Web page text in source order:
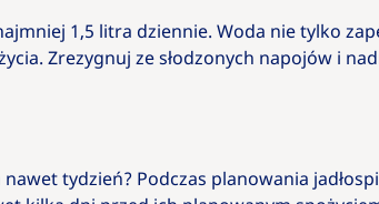
1,5 litra dziennie. Woda nie tylko
Zrezygnuj ze słodzonych napojów i
tydzień? Podczas planowania